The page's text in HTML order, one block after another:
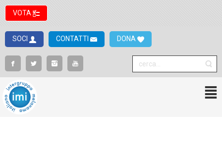
VOTA
SOCI CONTATTI DONA